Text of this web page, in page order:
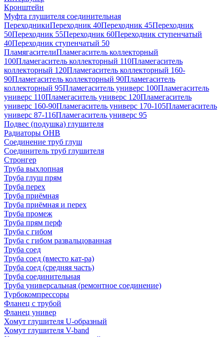
Кронштейн
Муфта глушителя соединительная
ПереходникиПереходник 40Переходник 45Переходник
50Переходник 55Переходник 60Переходник ступенчатый
40Переходник ступенчатый 50
ПламягасителиПламегаситель коллекторный
100Пламегаситель коллекторный 110Пламегаситель
коллекторный 120Пламегаситель коллекторный 160-
90Пламегаситель коллекторный 90Пламегаситель
коллекторный 95Пламегаситель универс 100Пламегаситель
универс 110Пламегаситель универс 120Пламегаситель
универс 160-90Пламегаситель универс 170-105Пламегаситель
универс 87-116Пламегаситель универс 95
Подвес (подушка) глушителя
Радиаторы ОНВ
Соединение труб глуш
Соединитель труб глушителя
Стронгер
Труба выхлопная
Труба глуш прям
Труба перех
Труба приёмная
Труба приёмная и перех
Труба промеж
Труба прям перф
Труба с гибом
Труба с гибом развальцованная
Труба соед
Труба соед (вместо кат-ра)
Труба соед (средняя часть)
Труба соединительная
Труба универсальная (ремонтное соединение)
Турбокомпрессоры
Фланец с трубой
Фланец универ
Хомут глушителя U-образный
Хомут глушителя V-band